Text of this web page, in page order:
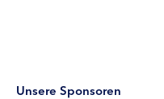
Unsere Sponsoren